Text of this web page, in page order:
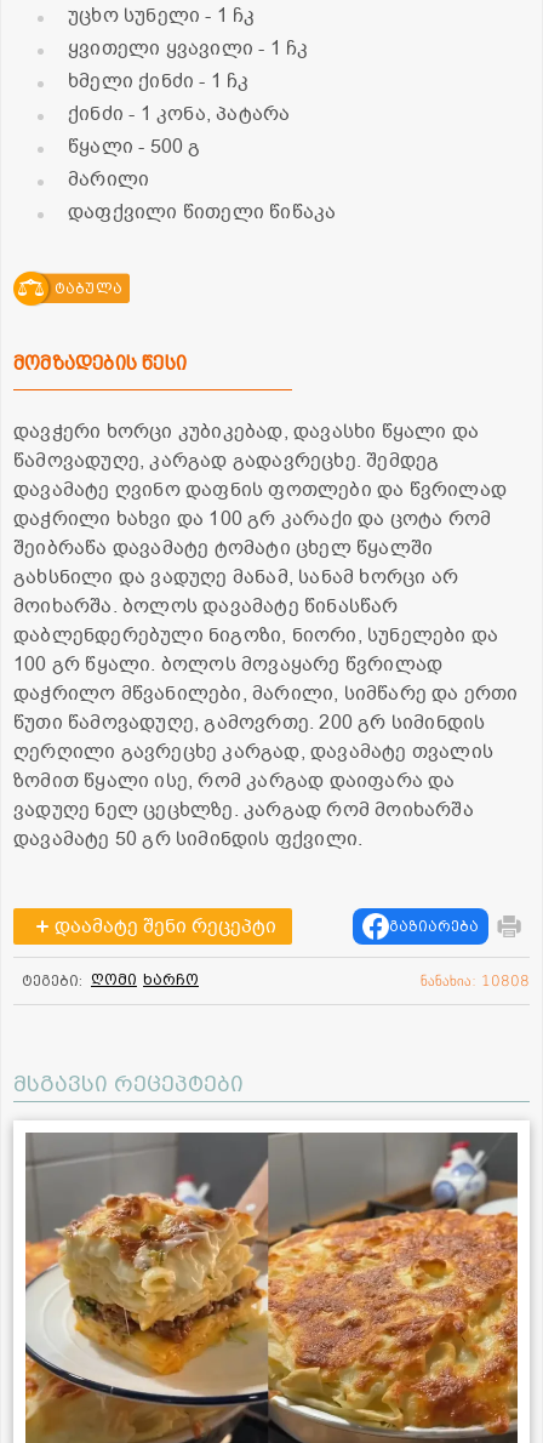
უცხო სუნელი- 1 ჩკ
ყვითელი ყვავილი- 1 ჩკ
ხმელი ქინძი- 1 ჩკ
ქინძი- 1 კონა, პატარა
წყალი- 500 გ
მარილი
დაფქვილი წითელი წიწაკა
ტაბულა
მომზადების წესი
დავჭერი ხორცი კუბიკებად, დავასხი წყალი და
წამოვადუღე, კარგად გადავრეცხე. შემდეგ
დავამატე ღვინო დაფნის ფოთლები და წვრილად
დაჭრილი ხახვი და 100 გრ კარაქი და ცოტა რომ
შეიბრაწა დავამატე ტომატი ცხელ წყალში
გახსნილი და ვადუღე მანამ, სანამ ხორცი არ
მოიხარშა. ბოლოს დავამატე წინასწარ
დაბლენდერებული ნიგოზი, ნიორი, სუნელები და
100 გრ წყალი. ბოლოს მოვაყარე წვრილად
დაჭრილო მწვანილები, მარილი, სიმწარე და ერთი
წუთი წამოვადუღე, გამოვრთე. 200 გრ სიმინდის
ღერღილი გავრეცხე კარგად, დავამატე თვალის
ზომით წყალი ისე, რომ კარგად დაიფარა და
ვადუღე ნელ ცეცხლზე. კარგად რომ მოიხარშა
დავამატე 50 გრ სიმინდის ფქვილი.
დაამატე შენი რეცეპტი გაზიარება
ტეგები: ღომი ხარჩო ნანახია: 10808
მსგავსი რეცეპტები